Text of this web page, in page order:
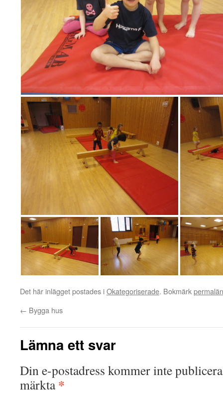
Det här inlägget postades iOkategoriserade. Bokmärk
← Bygga hus
Lämna ett svar
Din e-postadress kommer inte
märkta*